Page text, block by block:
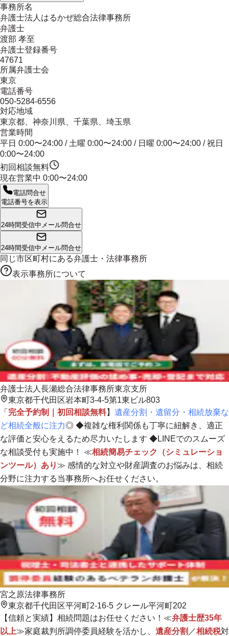
事務所名
弁護士法人はるかぜ総合法律事務所
弁護士
渡部 孝至
弁護士登録番号
47671
所属弁護士会
東京
電話番号
050-5284-6556
対応地域
東京都、神奈川県、千葉県、埼玉県
営業時間
平日 0:00〜24:00 / 土曜 0:00〜24:00 / 日曜 0:00〜24:00 / 祝日
0:00〜24:00
初回相談無料
現在営業中 0:00〜24:00
電話問合せ
電話番号を表示
24時間受信中 メール問合せ
24時間受信中 メール問合せ
同じ市区町村にある弁護士・法律事務所
表示事務所について
弁護士法人長瀬総合法律事務所東京支所
東京都千代田区岩本町3-4-5第1東ビル803
「 完全予約制｜初回相談無料】 遺産分割・遺留分・相続放棄な
ど相続全般に注力◎ ◆複雑な権利関係も丁寧に紐解き、適正
な評価と安心をえるため尽力いたします ◆LINEでのスムーズ
な相談受付も実施中！ ≪相続簡易チェック（シミュレーショ
ンツール）あり≫ 感情的な対立や財産調査のお悩みは、 相続
分野に注力する当事務所へお任せください。
宮之原法律事務所
東京都千代田区平河町2-16-5 クレール平河町202
【信頼と実績】相続問題はお任せください！≪弁護士歴35年
以上≫家庭裁判所調停委員経験を活かし、 遺産分割 ／相続税対